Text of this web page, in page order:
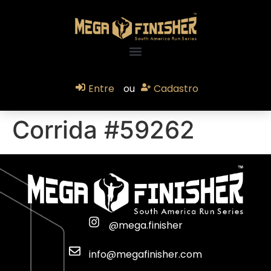
Entre ou Cadastro
Corrida #59262
@mega.finisher
info@megafinisher.com